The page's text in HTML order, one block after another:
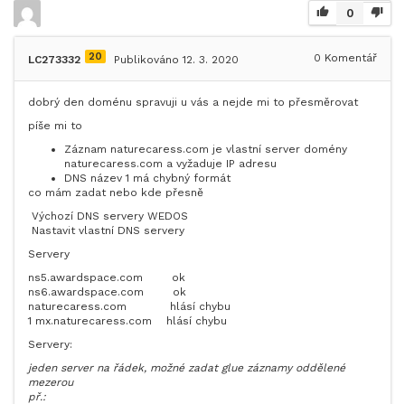
0
LC273332 20 Publikováno 12. 3. 2020 0 Komentář
dobrý den doménu spravuji u vás a nejde mi to přesměrovat
píše mi to
Záznam naturecaress.com je vlastní server domény
naturecaress.com a vyžaduje IP adresu
DNS název 1 má chybný formát
co mám zadat nebo kde přesně
Výchozí DNS servery WEDOS
Nastavit vlastní DNS servery
Servery
ns5.awardspace.com ok
ns6.awardspace.com ok
naturecaress.com hlásí chybu
1 mx.naturecaress.com hlásí chybu
Servery:
jeden server na řádek, možné zadat glue záznamy oddělené
mezerou
př.: